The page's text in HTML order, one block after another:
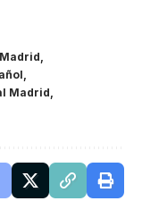
Madrid